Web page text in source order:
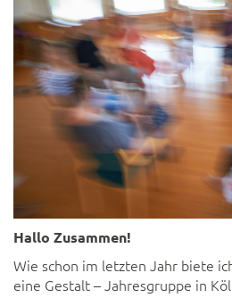
Hallo Zusammen!
Wie schon im letzten Jahr biete
eine Gestalt – Jahresgruppe in